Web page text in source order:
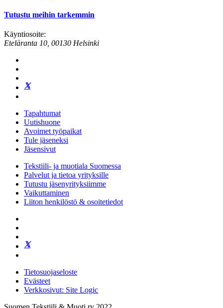
Tutustu meihin tarkemmin
Käyntiosoite:
Eteläranta 10, 00130 Helsinki
Tapahtumat
Uutishuone
Avoimet työpaikat
Tule jäseneksi
Jäsensivut
Tekstiili- ja muotiala Suomessa
Palvelut ja tietoa yrityksille
Tutustu jäsenyrityksiimme
Vaikuttaminen
Liiton henkilöstö & osoitetiedot
Tietosuojaseloste
Evästeet
Verkkosivut: Site Logic